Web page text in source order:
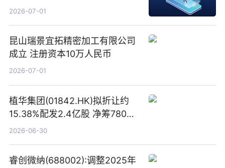
易盛、中际旭创、立讯精密
2026-07-01
昆山瑞景宜拓精密加工有限公司
成立 注册资本10万人民币
2026-07-01
植华集团(01842.HK)拟折让约
15.38%配发2.4亿股 净筹780万
港元
2026-06-30
睿创微纳(688002):调整2025年